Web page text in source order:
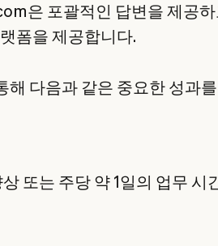
은 포괄적인 답변을 제공
폼을 제공합니다.
해 다음과 같은 중요한 성과를
또는 주당 약 1일의 업무 시